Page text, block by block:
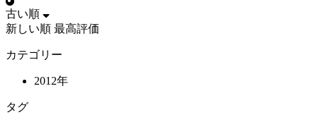
古い順
新しい順 最高評価
カテゴリー
2012年
タグ